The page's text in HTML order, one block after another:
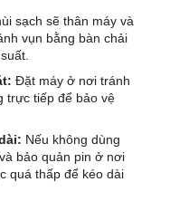
sạch sẽ thân máy và
vụn bằng bàn chải
Đặt máy ở nơi tránh
trực tiếp để bảo vệ
Nếu không dùng
bảo quản pin ở nơi
quá thấp để kéo dài